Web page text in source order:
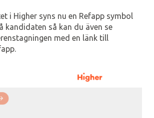
i Higher syns nu en Refapp symbol
kandidaten så kan du även se
med en länk till